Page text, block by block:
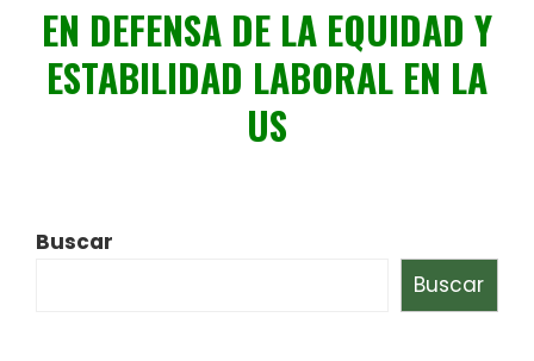
EN DEFENSA DE LA EQUIDAD Y
ESTABILIDAD LABORAL EN LA
US
Buscar
Buscar